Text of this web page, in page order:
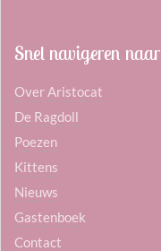
Snel navigeren naar
Over Aristocat
De Ragdoll
Poezen
Kittens
Nieuws
Gastenboek
Contact